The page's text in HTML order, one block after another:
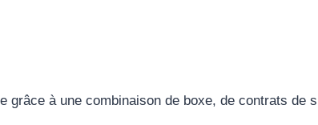
à une combinaison de boxe, de contrats de